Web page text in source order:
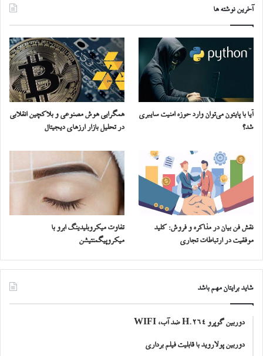
آخرین نوشته ها
آیا با پایتون می‌توان وارد حوزه امنیت سایبری
شد؟
همگرایی هوش مصنوعی و بلاکچین انقلابی
در تحلیل بازار ارزهای دیجیتال
نقش فن بیان در مذاکره و فروش: کلید
موفقیت در ارتباطات تجاری
تفاوت میکروبلیدینگ ابرو با
میکروپیگمنتیشن
شاید برایتان مهم باشد
دوربین گوپرو H.264 ضد آب، WIFI
دوربین پولاروید با قابلیت فیلم برداری